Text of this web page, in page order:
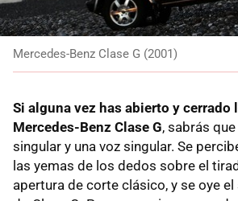
Mercedes-Benz Clase G (2001)
Si alguna vez has abierto y cerrado
Mercedes-Benz Clase G, sabrás
singular y una voz singular. Se
las yemas de los dedos sobre el
apertura de corte clásico, y se oye